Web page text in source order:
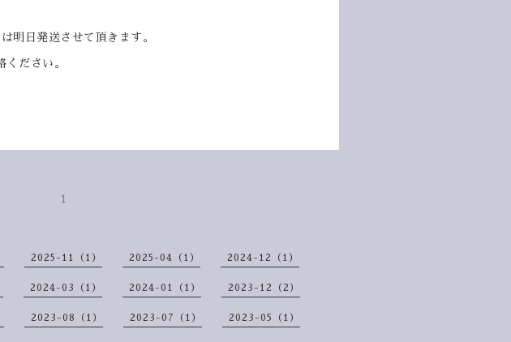
明日発送させて頂きます。
ださい。
1
2025-11（1） 2025-04（1） 2024-12（1）
2024-03（1） 2024-01（1） 2023-12（2）
2023-08（1） 2023-07（1） 2023-05（1）